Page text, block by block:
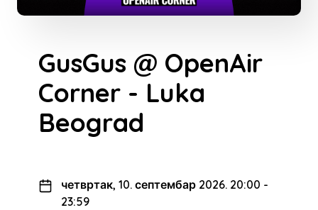
GusGus @ OpenAir
Corner - Luka
Beograd
четвртак, 10. септембар 2026. 20:00 -
23:59